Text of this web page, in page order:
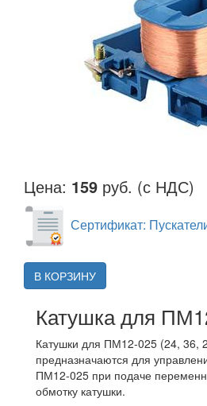
Цена: 159 руб. (с НДС)
Сертификат:
В КОРЗИНУ
Катушка для
Катушки для ПМ12-025 (24, 36,
предназначаются для
ПМ12-025 при подаче
обмотку катушки.